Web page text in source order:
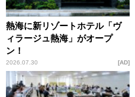
熱海に新リゾートホテル「ヴ
ィラージュ熱海」がオープ
ン！
2026.07.30 AD